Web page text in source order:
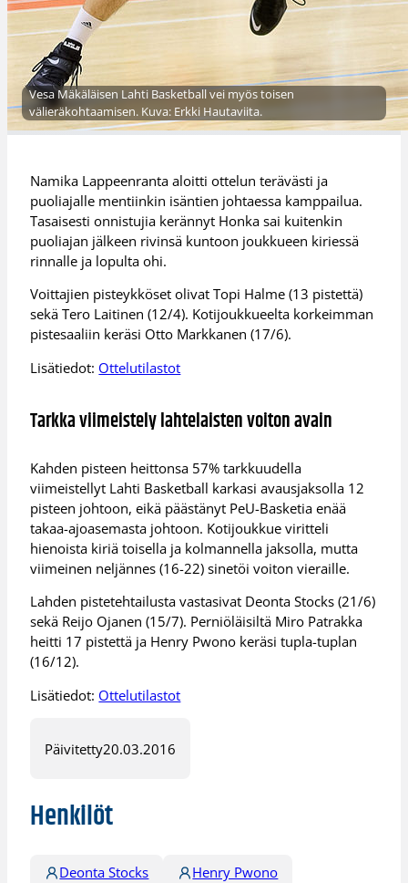
Vesa Mäkäläisen Lahti Basketball vei myös toisen
välieräkohtaamisen. Kuva: Erkki Hautaviita.
Namika Lappeenranta aloitti ottelun terävästi ja
puoliajalle mentiinkin isäntien johtaessa kamppailua.
Tasaisesti onnistujia kerännyt Honka sai kuitenkin
puoliajan jälkeen rivinsä kuntoon joukkueen kiriessä
rinnalle ja lopulta ohi.
Voittajien pisteykköset olivat Topi Halme (13 pistettä)
sekä Tero Laitinen (12/4). Kotijoukkueelta korkeimman
pistesaaliin keräsi Otto Markkanen (17/6).
Lisätiedot: Ottelutilastot
Tarkka viimeistely lahtelaisten voiton avain
Kahden pisteen heittonsa 57% tarkkuudella
viimeistellyt Lahti Basketball karkasi avausjaksolla 12
pisteen johtoon, eikä päästänyt PeU-Basketia enää
takaa-ajoasemasta johtoon. Kotijoukkue viritteli
hienoista kiriä toisella ja kolmannella jaksolla, mutta
viimeinen neljännes (16-22) sinetöi voiton vieraille.
Lahden pistetehtailusta vastasivat Deonta Stocks (21/6)
sekä Reijo Ojanen (15/7). Perniöläisiltä Miro Patrakka
heitti 17 pistettä ja Henry Pwono keräsi tupla-tuplan
(16/12).
Lisätiedot: Ottelutilastot
Päivitetty20.03.2016
Henkilöt
Deonta Stocks
Henry Pwono